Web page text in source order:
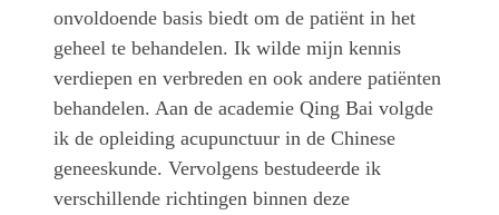
onvoldoende basis biedt om de patiënt in het
geheel te behandelen. Ik wilde mijn kennis
verdiepen en verbreden en ook andere patiënten
behandelen. Aan de academie Qing Bai volgde
ik de opleiding acupunctuur in de Chinese
geneeskunde. Vervolgens bestudeerde ik
verschillende richtingen binnen deze